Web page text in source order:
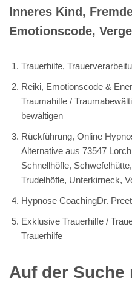
Inneres Kind,
Emotionscode,
Trauerhilfe,
Reiki, Emotionscode &
Traumahilfe /
bewältigen
Rückführung, Online
Alternative aus 73547
Schnellhöfle,
Trudelhöfle, Unterkirneck,
Hypnose CoachingDr.
Exklusive Trauerhilfe /
Trauerhilfe
Auf der Suche